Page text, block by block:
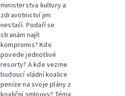
ministerstva kultury a
zdravotnictví jim
nestačí. Podaří se
stranám najít
kompromis? Kdo
povede jednotlivé
resorty? A kde vezme
budoucí vládní koalice
peníze na svoje plány z
koaliční smlouvy? Téma